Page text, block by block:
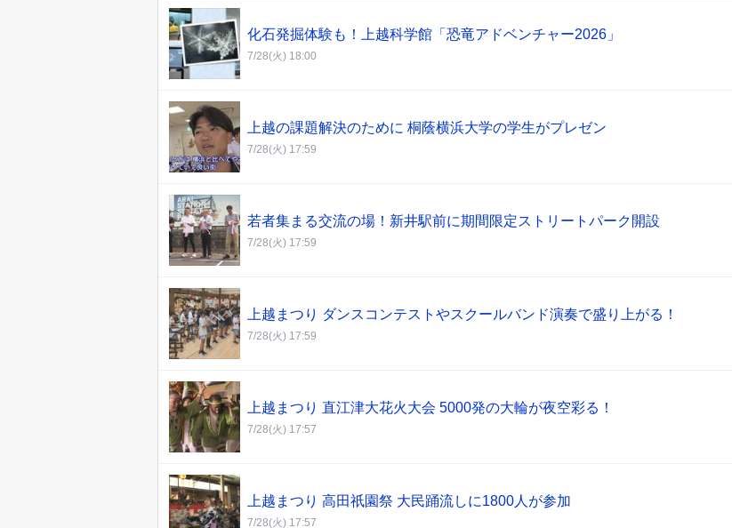
化石発掘体験も！上越科学館「恐竜アドベンチャー2026」
7/28(火) 18:00
上越の課題解決のために 桐蔭横浜大学の学生がプレゼン
7/28(火) 17:59
若者集まる交流の場！新井駅前に期間限定ストリートパーク開設
7/28(火) 17:59
上越まつり ダンスコンテストやスクールバンド演奏で盛り上がる！
7/28(火) 17:59
上越まつり 直江津大花火大会 5000発の大輪が夜空彩る！
7/28(火) 17:57
上越まつり 高田祇園祭 大民踊流しに1800人が参加
7/28(火) 17:57